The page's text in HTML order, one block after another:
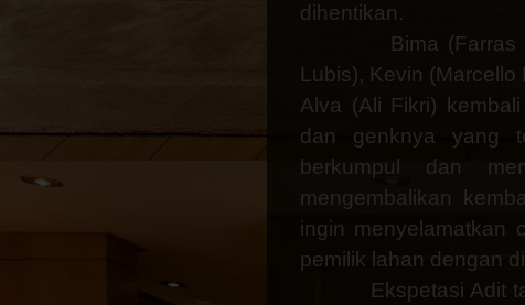
dihentikan.
Bima
Lubis), Kevin
Alva (Ali Fikri)
dan genknya yang
berkumpul dan
mengembalikan
ingin menyelamatkan
pemilik lahan dengan
Ekspetasi Adit